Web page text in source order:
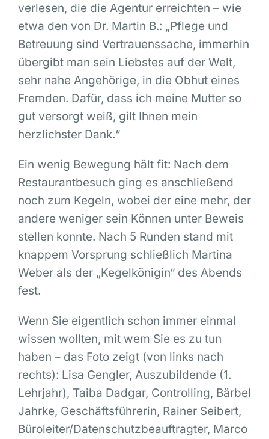
verlesen, die die Agentur erreichten – wie
etwa den von Dr. Martin B.: „Pflege und
Betreuung sind Vertrauenssache, immerhin
übergibt man sein Liebstes auf der Welt,
sehr nahe Angehörige, in die Obhut eines
Fremden. Dafür, dass ich meine Mutter so
gut versorgt weiß, gilt Ihnen mein
herzlichster Dank.“
Ein wenig Bewegung hält fit: Nach dem
Restaurantbesuch ging es anschließend
noch zum Kegeln, wobei der eine mehr, der
andere weniger sein Können unter Beweis
stellen konnte. Nach 5 Runden stand mit
knappem Vorsprung schließlich Martina
Weber als der „Kegelkönigin“ des Abends
fest.
Wenn Sie eigentlich schon immer einmal
wissen wollten, mit wem Sie es zu tun
haben – das Foto zeigt (von links nach
rechts): Lisa Gengler, Auszubildende (1.
Lehrjahr), Taiba Dadgar, Controlling, Bärbel
Jahrke, Geschäftsführerin, Rainer Seibert,
Büroleiter/Datenschutzbeauftragter, Marco